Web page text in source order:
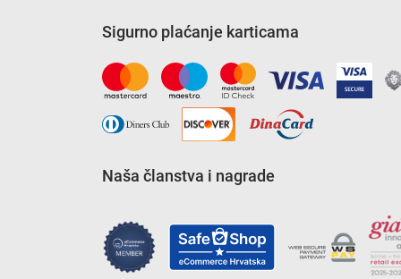
Sigurno plaćanje karticama
Naša članstva i nagrade